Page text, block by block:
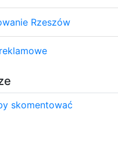
Rzeszów
skomentować